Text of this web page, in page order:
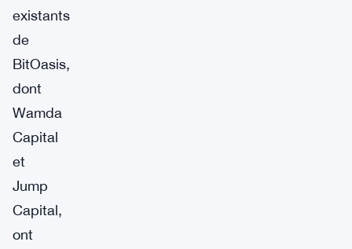
existants
de
BitOasis,
dont
Wamda
Capital
et
Jump
Capital,
ont